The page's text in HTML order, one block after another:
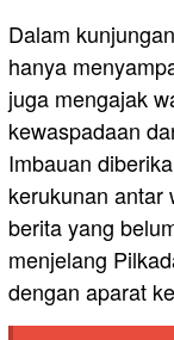
Dalam
hanya
juga mengajak
kewaspadaan
Imbauan
kerukunan antar
berita yang
menjelang
dengan aparat